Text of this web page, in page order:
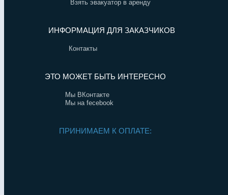
Взять эвакуатор в аренду
ИНФОРМАЦИЯ ДЛЯ ЗАКАЗЧИКОВ
Контакты
ЭТО МОЖЕТ БЫТЬ ИНТЕРЕСНО
Мы ВКонтакте
Мы на fecebook
ПРИНИМАЕМ К ОПЛАТЕ: